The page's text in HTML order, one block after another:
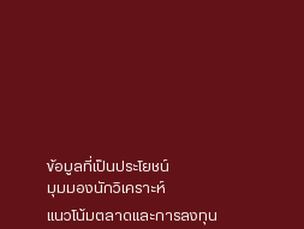
ข้อมูลที่เป็นประโยชน์
มุมมองนักวิเคราะห์
แนวโน้มตลาดและการลงทุน